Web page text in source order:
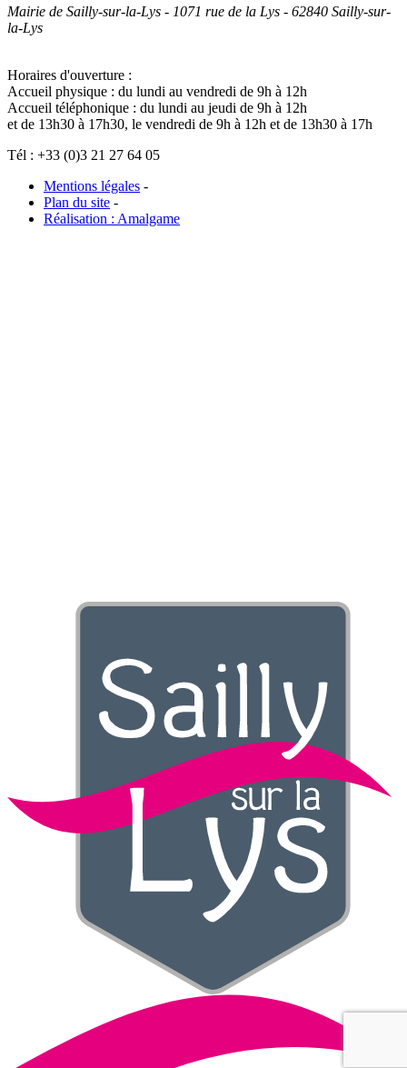
Mairie de Sailly-sur-la-Lys - 1071 rue de la Lys - 62840 Sailly-sur-
la-Lys
Horaires d'ouverture :
Accueil physique : du lundi au vendredi de 9h à 12h
Accueil téléphonique : du lundi au jeudi de 9h à 12h
et de 13h30 à 17h30, le vendredi de 9h à 12h et de 13h30 à 17h
Tél : +33 (0)3 21 27 64 05
Mentions légales -
Plan du site -
Réalisation : Amalgame